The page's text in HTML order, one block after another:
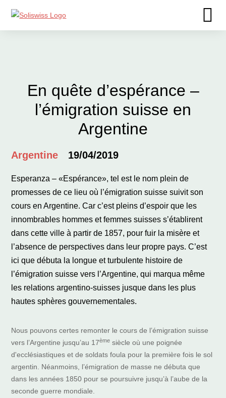
En quête d’espérance –
l’émigration suisse en
Argentine
Argentine 19/04/2019
Esperanza – «Espérance», tel est le nom plein de
promesses de ce lieu où l’émigration suisse suivit son
cours en Argentine. Car c’est pleins d’espoir que les
innombrables hommes et femmes suisses s’établirent
dans cette ville à partir de 1857, pour fuir la misère et
l’absence de perspectives dans leur propre pays. C’est
ici que débuta la longue et turbulente histoire de
l’émigration suisse vers l’Argentine, qui marqua même
les relations argentino-suisses jusque dans les plus
hautes sphères gouvernementales.
Nous pouvons certes remonter le cours de l’émigration suisse
vers l’Argentine jusqu’au 17ème siècle où une poignée
d'ecclésiastiques et de soldats foula pour la première fois le sol
argentin. Néanmoins, l’émigration de masse ne débuta que
dans les années 1850 pour se poursuivre jusqu’à l’aube de la
seconde guerre mondiale.